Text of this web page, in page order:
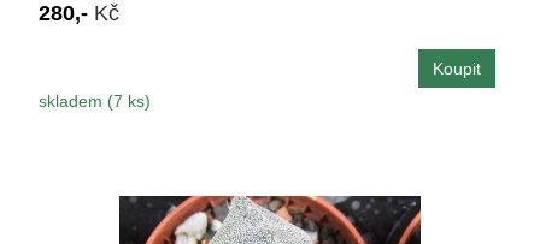
280,- Kč
skladem (7 ks)